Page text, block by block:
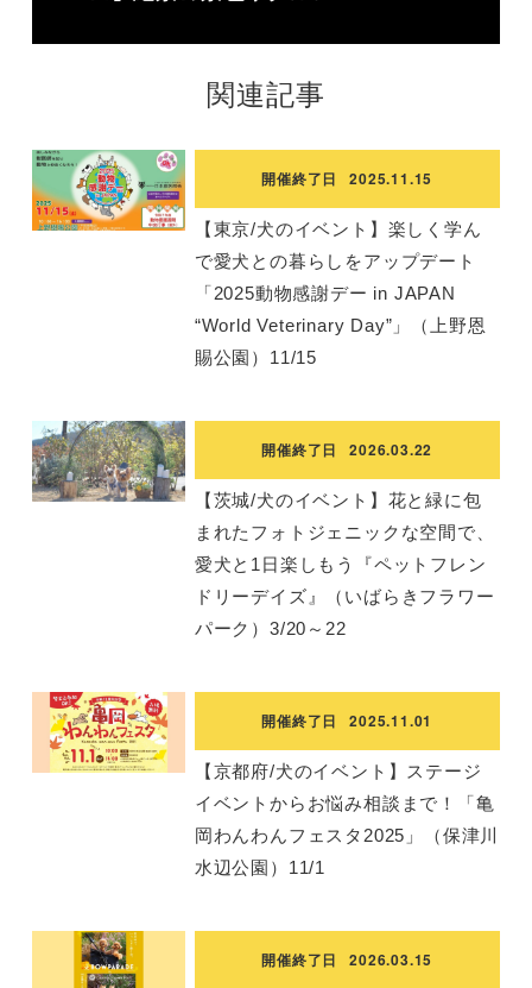
関連記事
開催終了日 2025.11.15
【東京/犬のイベント】楽しく学ん
で愛犬との暮らしをアップデート
「2025動物感謝デー in JAPAN
“World Veterinary Day”」（上野恩
賜公園）11/15
開催終了日 2026.03.22
【茨城/犬のイベント】花と緑に包
まれたフォトジェニックな空間で、
愛犬と1日楽しもう『ペットフレン
ドリーデイズ』（いばらきフラワー
パーク）3/20～22
開催終了日 2025.11.01
【京都府/犬のイベント】ステージ
イベントからお悩み相談まで！「亀
岡わんわんフェスタ2025」（保津川
水辺公園）11/1
開催終了日 2026.03.15